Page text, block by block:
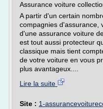
Assurance voiture
A partir d'un certain
compagnies d'assurance,
d'une assurance voiture
est tout aussi protecteur
classique mais tient
de votre voiture en vous
plus avantageux....
Lire la suite
Site : 1-